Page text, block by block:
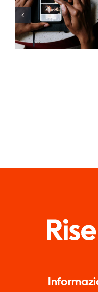
animare
foto e
rendere
coinvolgenti